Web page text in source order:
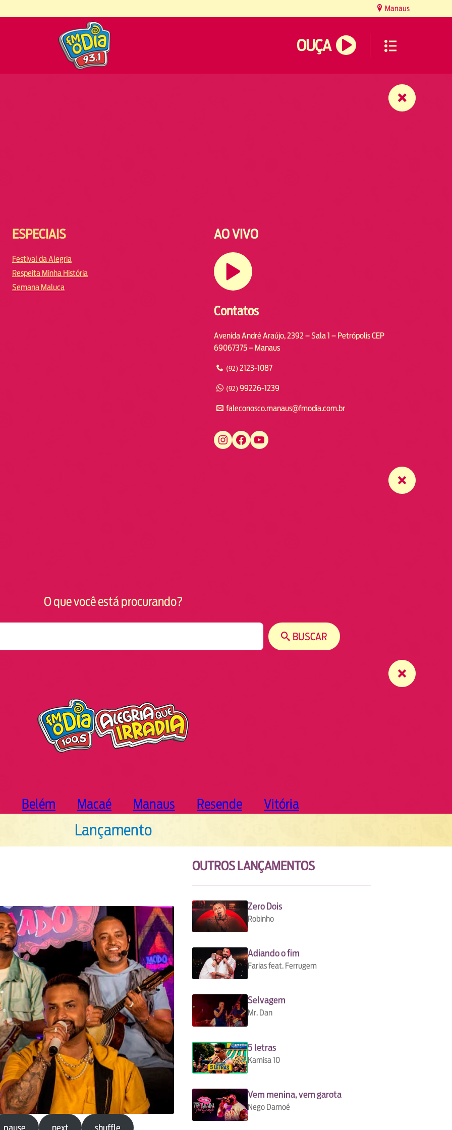
Manaus
OUÇA
ESPECIAIS
Festival da Alegria
Respeita Minha História
Semana Maluca
AO VIVO
Contatos
Avenida André Araújo, 2392 – Sala 1 – Petrópolis CEP
69067375 – Manaus
(92) 2123-1087
(92) 99226-1239
faleconosco.manaus@fmodia.com.br
https://www.instagram.com/fmodiamanaus/ https://www.facebook.com/fmodiamanaus https://www.youtube.com/user/radiofmodia
O que você está procurando?
BUSCAR
Belém Macaé Manaus Resende Vitória
Lançamento
pause next shuffle
OUTROS LANÇAMENTOS
Zero Dois
Robinho
Adiando o fim
Farias feat. Ferrugem
Selvagem
Mr. Dan
5 letras
Kamisa 10
Vem menina, vem garota
Nego Damoé